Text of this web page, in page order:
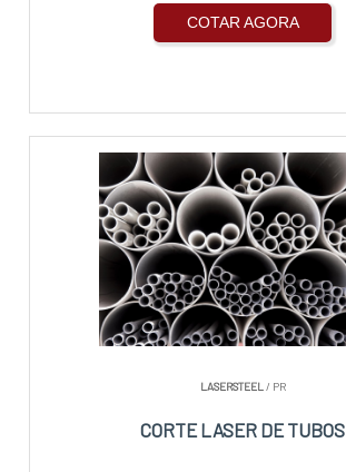
COTAR AGORA
LASERSTEEL / PR
CORTE LASER DE TUBOS